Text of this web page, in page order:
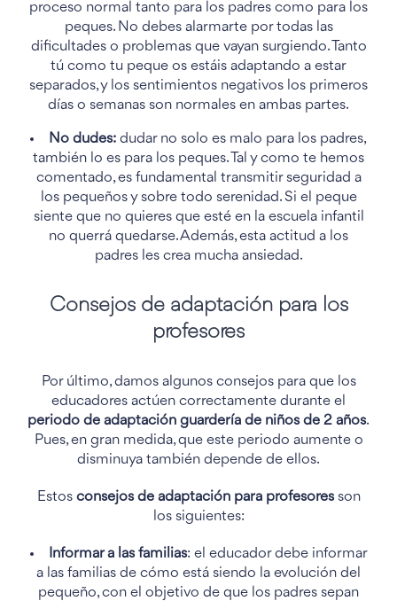
proceso normal tanto para los padres como para los
peques. No debes alarmarte por todas las
dificultades o problemas que vayan surgiendo. Tanto
tú como tu peque os estáis adaptando a estar
separados, y los sentimientos negativos los primeros
días o semanas son normales en ambas partes.
No dudes: dudar no solo es malo para los padres,
también lo es para los peques. Tal y como te hemos
comentado, es fundamental transmitir seguridad a
los pequeños y sobre todo serenidad. Si el peque
siente que no quieres que esté en la escuela infantil
no querrá quedarse. Además, esta actitud a los
padres les crea mucha ansiedad.
Consejos de adaptación para los
profesores
Por último, damos algunos consejos para que los
educadores actúen correctamente durante el
periodo de adaptación guardería de niños de 2 años.
Pues, en gran medida, que este periodo aumente o
disminuya también depende de ellos.
Estos consejos de adaptación para profesoresson
los siguientes:
Informar a las familias: el educador debe informar
a las familias de cómo está siendo la evolución del
pequeño, con el objetivo de que los padres sepan